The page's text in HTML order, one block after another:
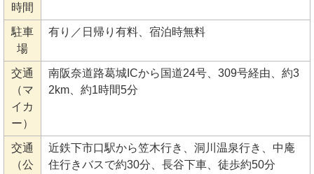
時間
駐車
場
有り／日帰り有料、宿泊時無料
交通
（マ
イカ
ー）
南阪奈道路葛城ICから国道24号、309号経由、約3
2km、約1時間5分
交通
（公
近鉄下市口駅から笠木行き、洞川温泉行き、中庵
住行きバスで約30分、長谷下車、徒歩約50分